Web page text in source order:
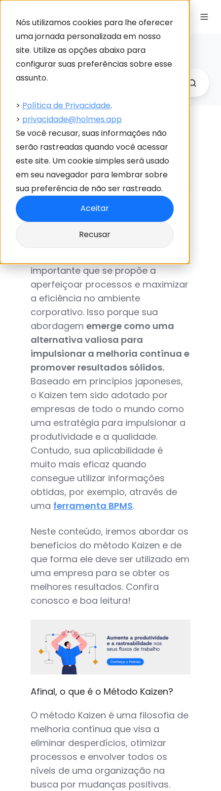
Nós utilizamos cookies para lhe oferecer
uma jornada personalizada em nosso
site. Utilize as opções abaixo para
configurar suas preferências sobre esse
assunto.
> Política de Privacidade.
> privacidade@holmes.app
Se você recusar, suas informações não
serão rastreadas quando você acessar
este site. Um cookie simples será usado
em seu navegador para lembrar sobre
sua preferência de não ser rastreado.
Aceitar
Recusar
Link
para
Holme
Holmes Blog
Método Kaizen: o
que é e como
aplicá-lo no dia a
dia da sua empresa
em 07/09/2023
importante que se propõe a
aperfeiçoar processos e maximizar
a eficiência no ambiente
corporativo. Isso porque sua
abordagem emerge como uma
alternativa valiosa para
impulsionar a melhoria contínua e
promover resultados sólidos.
Baseado em princípios japoneses,
o Kaizen tem sido adotado por
empresas de todo o mundo como
uma estratégia para impulsionar a
produtividade e a qualidade.
Contudo, sua aplicabilidade é
muito mais eficaz quando
consegue utilizar informações
obtidas, por exemplo, através de
uma ferramenta BPMS.
Neste conteúdo, iremos abordar os
benefícios do método Kaizen e de
que forma ele deve ser utilizado em
uma empresa para se obter os
melhores resultados. Confira
conosco e boa leitura!
Afinal, o que é o Método Kaizen?
O método Kaizen é uma filosofia de
melhoria contínua que visa a
eliminar desperdícios, otimizar
processos e envolver todos os
níveis de uma organização na
busca por mudanças positivas.